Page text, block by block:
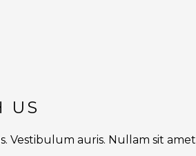
US
Vestibulum auris. Nullam sit amet